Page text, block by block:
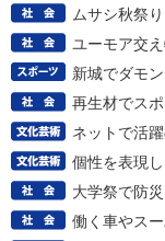
ムサシ秋祭
ユーモア交
新城でダモ
再生材でス
ネットで活
個性を表現
大学祭で防
働く車やス